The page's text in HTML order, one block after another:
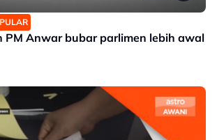
PM Anwar bubar parlimen lebih awal